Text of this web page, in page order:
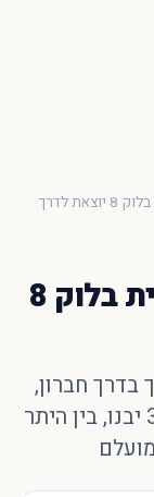
חפש
לדרך
תלפיות מתחדשת: תוכנית בלוק 8
בדרך חברון,
73 יחידות דיור נהרסו, למעלה מ-300 יבנו, בין היתר